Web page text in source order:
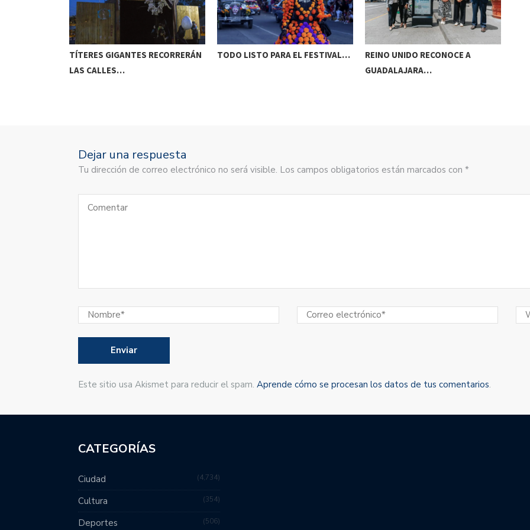
TÍTERES GIGANTES RECORRERÁN
LAS CALLES…
TODO LISTO PARA EL FESTIVAL…
REINO UNIDO RECONOCE A
GUADALAJARA…
Dejar una respuesta
Tu dirección de correo electrónico no será visible. Los campos obligatorios están marcados con *
Este sitio usa Akismet para reducir el spam. Aprende cómo se procesan los datos de tus comentarios.
CATEGORÍAS
Ciudad 4,734
Cultura 354
Deportes 506